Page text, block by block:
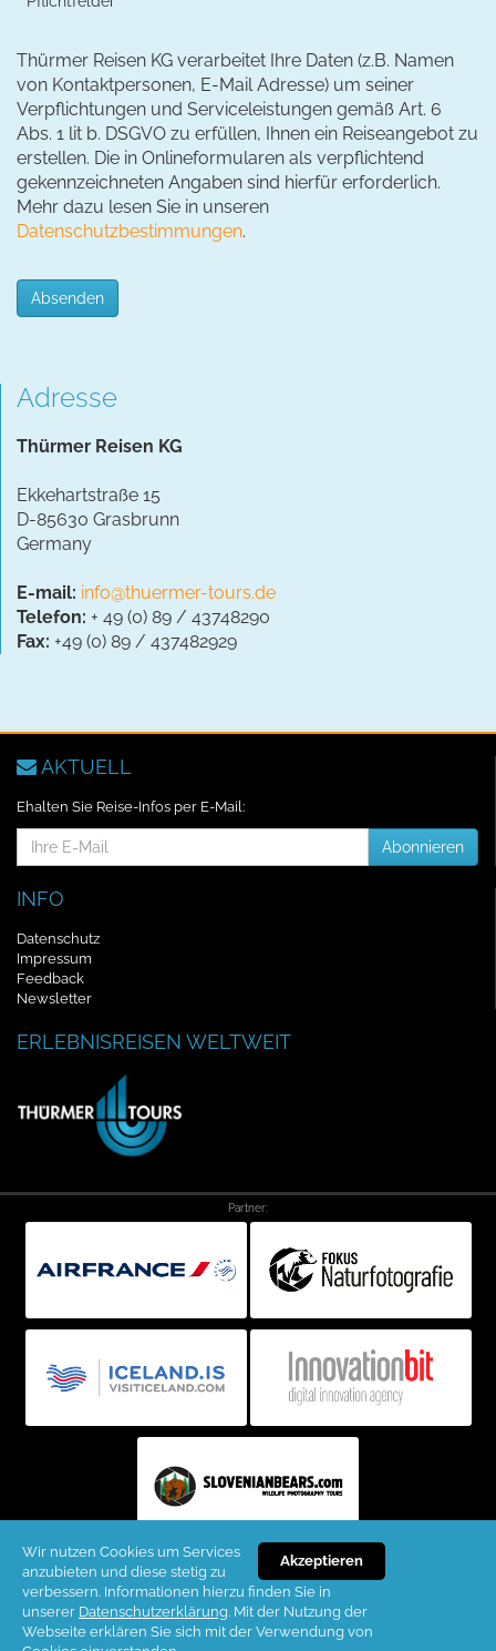
Thürmer Reisen KG verarbeitet Ihre Daten (z.B. Namen
von Kontaktpersonen, E-Mail Adresse) um seiner
Verpflichtungen und Serviceleistungen gemäß Art. 6
Abs. 1 lit b. DSGVO zu erfüllen, Ihnen ein Reiseangebot zu
erstellen. Die in Onlineformularen als verpflichtend
gekennzeichneten Angaben sind hierfür erforderlich.
Mehr dazu lesen Sie in unseren
Datenschutzbestimmungen.
Absenden
Adresse
Thürmer Reisen KG
Ekkehartstraße 15
D-85630 Grasbrunn
Germany
E-mail: info@thuermer-tours.de
Telefon: + 49 (0) 89 / 43748290
Fax: +49 (0) 89 / 437482929
AKTUELL
Ehalten Sie Reise-Infos per E-Mail:
Mail-
Abonnieren
INFO
Datenschutz
Impressum
Feedback
Newsletter
ERLEBNISREISEN WELTWEIT
Partner:
Copyright ©2026 Thürmer Reisen KG. All rights reserved. (H)
Akzeptieren
Wir nutzen Cookies um Services
anzubieten und diese stetig zu
verbessern. Informationen hierzu finden Sie in
unserer Datenschutzerklärung. Mit der Nutzung der
Webseite erklären Sie sich mit der Verwendung von